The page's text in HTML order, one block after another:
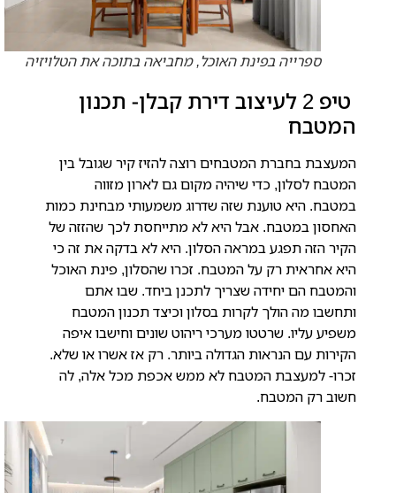
ספרייה בפינת האוכל, מחביאה בתוכה את הטלויזיה
טיפ 2 לעיצוב דירת קבלן- תכנון
המטבח
המעצבת בחברת המטבחים רוצה להזיז קיר שגובל בין
המטבח לסלון, כדי שיהיה מקום גם לארון מזווה
במטבח. היא טוענת שזה שדרוג משמעותי מבחינת כמות
האחסון במטבח. אבל היא לא מתייחסת לכך שהזזה של
הקיר הזה תפגע במראה הסלון. היא לא בדקה את זה כי
היא אחראית רק על המטבח. זכרו שהסלון, פינת האוכל
והמטבח הם יחידה שצריך לתכנן ביחד. שבו אתם
ותחשבו מה הולך לקרות בסלון וכיצד תכנון המטבח
משפיע עליו. שרטטו מערכי ריהוט שונים וחישבו איפה
הקירות עם הנראות הגדולה ביותר. רק אז אשרו או שלא.
זכרו- למעצבת המטבח לא ממש אכפת מכל אלה, לה
חשוב רק המטבח.